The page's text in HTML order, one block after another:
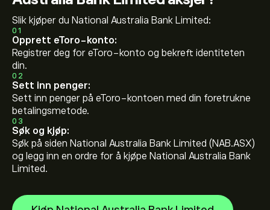
Slik kjøper du National Australia Bank Limited:
01
Opprett eToro-konto:
Registrer deg for eToro-konto og bekreft identiteten
din.
02
Sett inn penger:
Sett inn penger på eToro-kontoen med din foretrukne
betalingsmetode.
03
Søk og kjøp:
Søk på siden National Australia Bank Limited (NAB.ASX)
og legg inn en ordre for å kjøpe National Australia Bank
Limited.